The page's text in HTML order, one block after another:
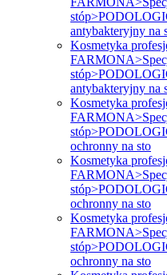
antybakteryjny na
Kosmetyka
antybakteryjny na
Kosmetyka
ochronny na sto
Kosmetyka
ochronny na sto
Kosmetyka
ochronny na sto